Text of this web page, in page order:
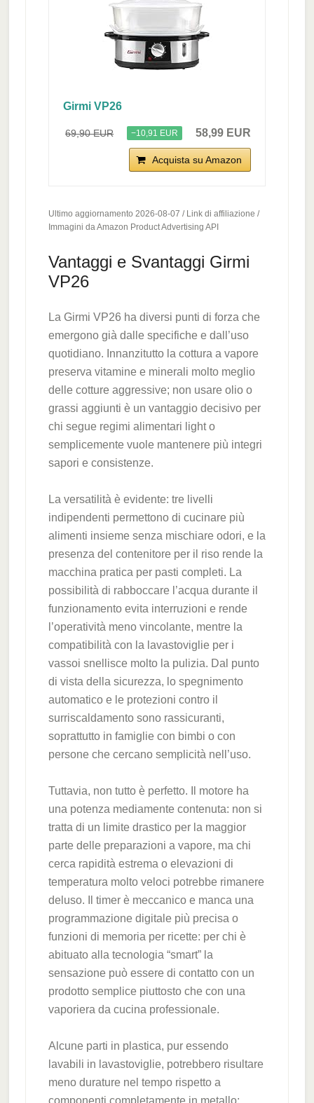
Girmi VP26
69,90 EUR −10,91 EUR 58,99 EUR
Acquista su Amazon
Ultimo aggiornamento 2026-08-07 / Link di affiliazione /
Immagini da Amazon Product Advertising API
Vantaggi e Svantaggi Girmi
VP26
La Girmi VP26 ha diversi punti di forza che
emergono già dalle specifiche e dall’uso
quotidiano. Innanzitutto la cottura a vapore
preserva vitamine e minerali molto meglio
delle cotture aggressive; non usare olio o
grassi aggiunti è un vantaggio decisivo per
chi segue regimi alimentari light o
semplicemente vuole mantenere più integri
sapori e consistenze.
La versatilità è evidente: tre livelli
indipendenti permettono di cucinare più
alimenti insieme senza mischiare odori, e la
presenza del contenitore per il riso rende la
macchina pratica per pasti completi. La
possibilità di rabboccare l’acqua durante il
funzionamento evita interruzioni e rende
l’operatività meno vincolante, mentre la
compatibilità con la lavastoviglie per i
vassoi snellisce molto la pulizia. Dal punto
di vista della sicurezza, lo spegnimento
automatico e le protezioni contro il
surriscaldamento sono rassicuranti,
soprattutto in famiglie con bimbi o con
persone che cercano semplicità nell’uso.
Tuttavia, non tutto è perfetto. Il motore ha
una potenza mediamente contenuta: non si
tratta di un limite drastico per la maggior
parte delle preparazioni a vapore, ma chi
cerca rapidità estrema o elevazioni di
temperatura molto veloci potrebbe rimanere
deluso. Il timer è meccanico e manca una
programmazione digitale più precisa o
funzioni di memoria per ricette: per chi è
abituato alla tecnologia “smart” la
sensazione può essere di contatto con un
prodotto semplice piuttosto che con una
vaporiera da cucina professionale.
Alcune parti in plastica, pur essendo
lavabili in lavastoviglie, potrebbero risultare
meno durature nel tempo rispetto a
componenti completamente in metallo;